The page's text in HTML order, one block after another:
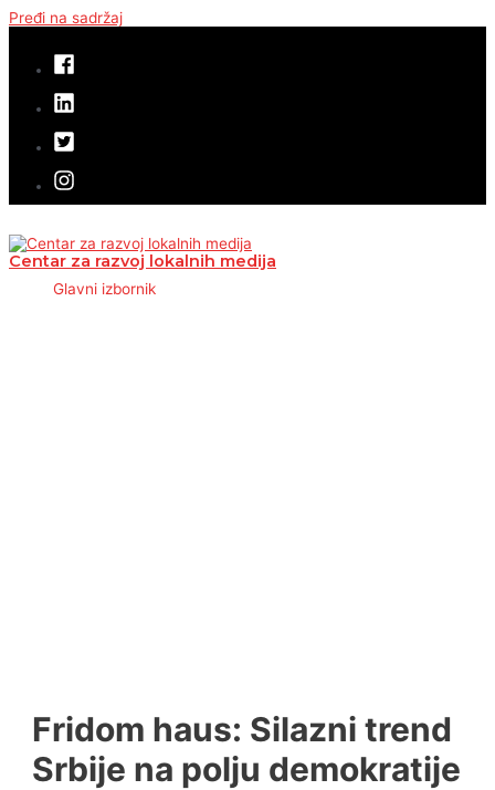
Pređi na sadržaj
Centar za razvoj lokalnih medija
Glavni izbornik
Fridom haus: Silazni trend
Srbije na polju demokratije